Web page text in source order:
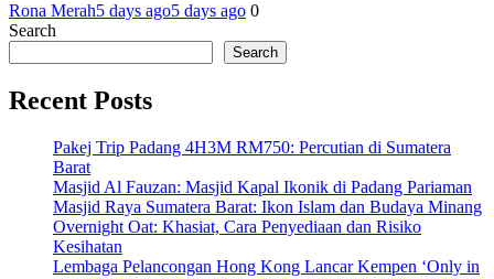
Rona Merah5 days ago5 days ago 0
Search
Search
Recent Posts
Pakej Trip Padang 4H3M RM750: Percutian di Sumatera
Barat
Masjid Al Fauzan: Masjid Kapal Ikonik di Padang Pariaman
Masjid Raya Sumatera Barat: Ikon Islam dan Budaya Minang
Overnight Oat: Khasiat, Cara Penyediaan dan Risiko
Kesihatan
Lembaga Pelancongan Hong Kong Lancar Kempen ‘Only in